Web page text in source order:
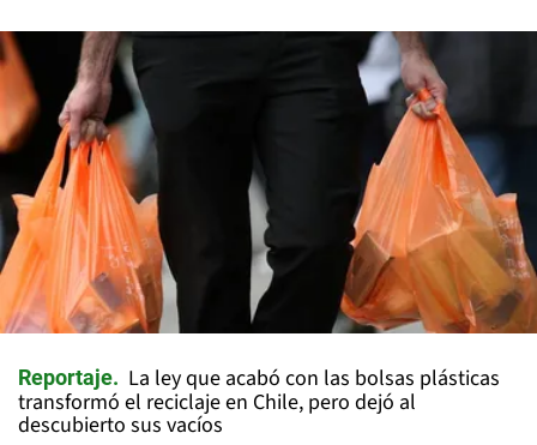
Reportaje
La ley que acabó con las bolsas plásticas
transformó el reciclaje en Chile, pero dejó al
descubierto sus vacíos